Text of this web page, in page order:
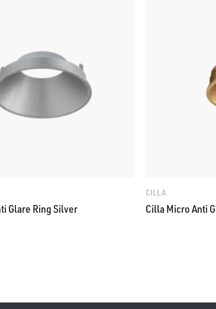
Glare Ring Silver
CILLA
Cilla Micro Anti